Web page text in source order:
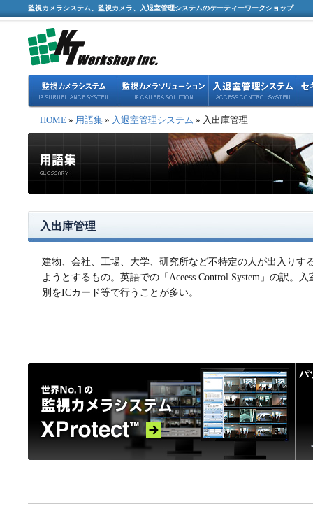
監視カメラシステム、監視カメラ、入退室管理システムのケーティーワークショップ
HOME » 用語集 » 入退室管理システム » 入出庫管理
入出庫管理
建物、会社、工場、大学、研究所など不特定の人が出入りす
ようとするもの。英語での「Aceess Control System」の訳。
別をICカード等で行うことが多い。